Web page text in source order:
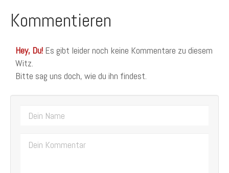
Kommentieren
Hey, Du! Es gibt leider noch keine Kommentare zu diesem
Witz.
Bitte sag uns doch, wie du ihn findest.